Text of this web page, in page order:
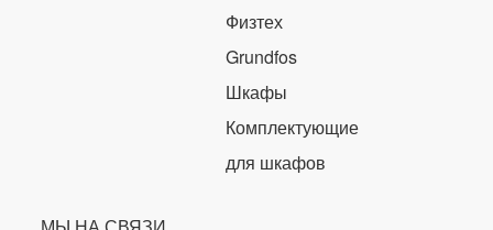
Физтех
Grundfos
Шкафы
Комплектующие
для шкафов